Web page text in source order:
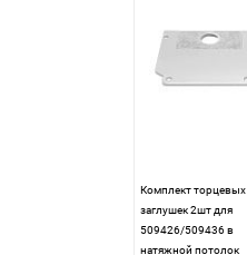
Комплект торцевых
заглушек 2шт для
509426/509436 в
натяжной потолок